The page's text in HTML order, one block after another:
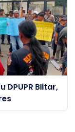
DPUPR Blitar,